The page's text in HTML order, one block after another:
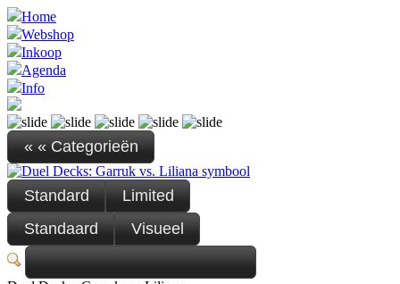
Home
Webshop
Inkoop
Agenda
Info
« « Categorieën
Standard
Limited
Standaard
Visueel